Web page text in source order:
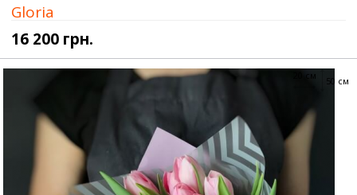
Gloria
16 200 грн.
50 см
20 см